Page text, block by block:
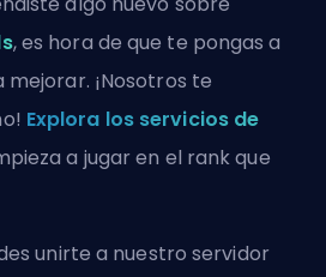
, es hora de que te pongas a
¡Nosotros te
Explora los servicios de
a jugar en el rank que
unirte a nuestro servidor